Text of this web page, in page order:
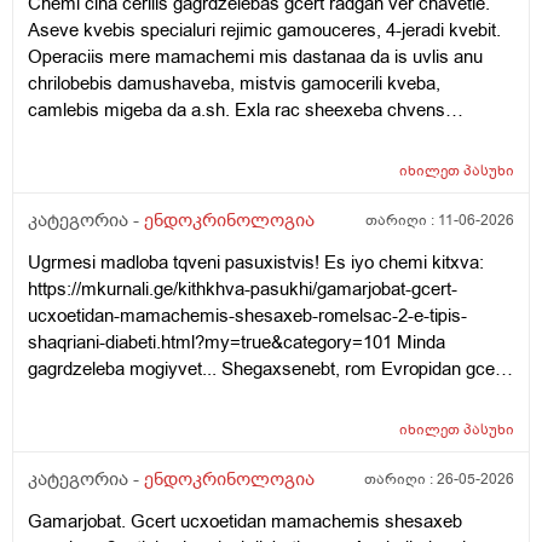
Aseve kvebis specialuri rejimic gamouceres, 4-jeradi kvebit.
Operaciis mere mamachemi mis dastanaa da is uvlis anu
chrilobebis damushaveba, mistvis gamocerili kveba,
camlebis migeba da a.sh. Exla rac sheexeba chvens
saertod da tan tviton mamachemi qristiani adamiania da
Cota dadzabuli urtiertoba ki qonda dedachemtan bolo dros
apirebdnen Tbilisshi chasvlas dzalian male. Zogadad es bolo
clebia, ragac ver vcnobt mamachems anu dzalian shecvlilia
da yvelapers negatiurad uyurebs! Tan cota pulis problemebic
daemata da dzalian gagizianebuli, agresiuli iyo xolme, sul cola
undoda da ar midioda eqimtan! Chvenc vatyobdit, rom
Tviton mis mamas anu babuachemsac diabeti qonda da
xom ar sheeshinda da am zomamde mivida?! Torem
gaumartlebeli saqcielia yvelanairad ra tqma unda!!!
Momentebshi, titqos rogor gitxrat, "vigac sxva adamiani"
იხილეთპასუხი
კატეგორია - ენდოკრინოლოგია თარიღი : 11-06-2026
Ugrmesi madloba tqveni pasuxistvis! Es iyo chemi kitxva:
https://mkurnali.ge/kithkhva-pasukhi/gamarjobat-gcert-
ucxoetidan-mamachemis-shesaxeb-romelsac-2-e-tipis-
shaqriani-diabeti.html?my=true&category=101 Minda
gagrdzeleba mogiyvet... Shegaxsenebt, rom Evropidan gcert
tipis shaqriani diabeti aqvs da aseve chriloba pexze. Im dges
da iq 2 camali gamouceres tavbrusxvevis cinaagmdeg.
cnevac. Samcuxarod 1 kviris cin, sashineli ram gaaketa
იხილეთპასუხი
კატეგორია - ენდოკრინოლოგია თარიღი :26-05-2026
Gamarjobat. Gcert ucxoetidan mamachemis shesaxeb